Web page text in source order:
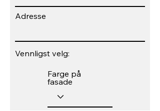
Adresse
Vennligst velg:
Farge på
fasade